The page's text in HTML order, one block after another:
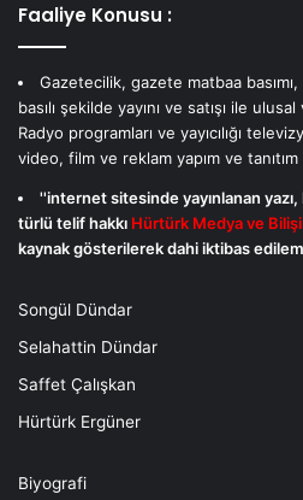
Faaliye Konusu :
Gazetecilik, gazete matbaa
basılı şekilde yayını ve satışı ile
Radyo programları ve yayıcılığı
video, film ve reklam yapım ve
''internet sitesinde yayınlanan
türlü telif hakkı Hürtürk Medya ve
kaynak gösterilerek dahi iktibas
Songül Dündar
Selahattin Dündar
Saffet Çalışkan
Hürtürk Ergüner
Biyografi